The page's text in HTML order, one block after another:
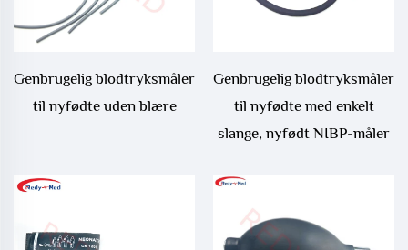
Genbrugelig blodtryksmåler
til nyfødte uden blære
Genbrugelig blodtryksmåler
til nyfødte med enkelt
slange, nyfødt NIBP-måler